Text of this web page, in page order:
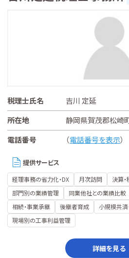
税理士氏名
吉川 定延
所在地
静岡県賀茂郡松崎
電話番号
（電話番号を表示）
提供サービス
経理事務の省力化・DX 月次訪問 決算
部門別の業績管理
同業他社との業績比較
相続・事業承継
後継者育成
小規模共済
現場別の工事利益管理
詳細を見る